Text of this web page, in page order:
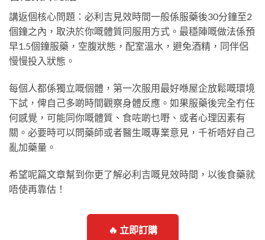
講返個核心問題：必利吉見效時間一般係服藥後30分鐘至2
個鐘之內，取決於你嘅體質同服用方式。最穩陣嘅做法係預
早1.5個鐘服藥，空腹狀態，配室溫水，避免酒精，同伴侶
慢慢投入狀態。
每個人都係獨立嘅個體，第一次服用最好喺屋企放鬆嘅環境
下試，俾自己多啲時間觀察身體反應。如果服藥後完全冇任
何感覺，可能同你嘅體質、食咗啲乜嘢、或者心理因素有
關。必要時可以問藥師或者醫生嘅專業意見，千祈唔好自己
亂加藥量。
希望呢篇文章幫到你更了解必利吉嘅見效時間，以後食藥就
唔使再靠估！
🔥 立即訂購